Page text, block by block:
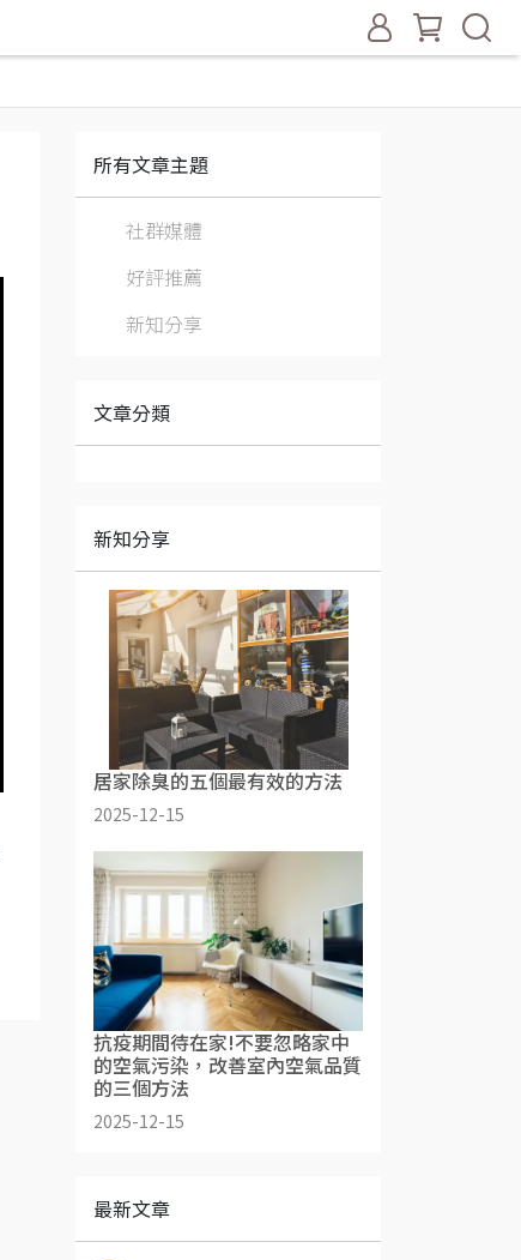
所有文章主題
社群媒體
好評推薦
新知分享
文章分類
新知分享
居家除臭的五個最有效的方法
2025-12-15
抗疫期間待在家!不要忽略家中
的空氣污染，改善室內空氣品質
的三個方法
2025-12-15
最新文章